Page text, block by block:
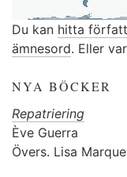
Du kan hitta
ämnesord. Eller
NYA BÖCKER
Repatriering
Ève Guerra
Övers. Lisa